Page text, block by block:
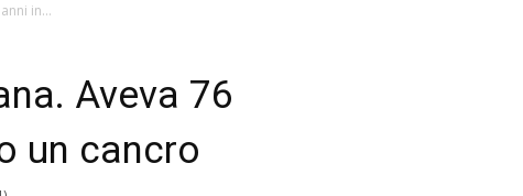
in...
Aveva 76
un cancro